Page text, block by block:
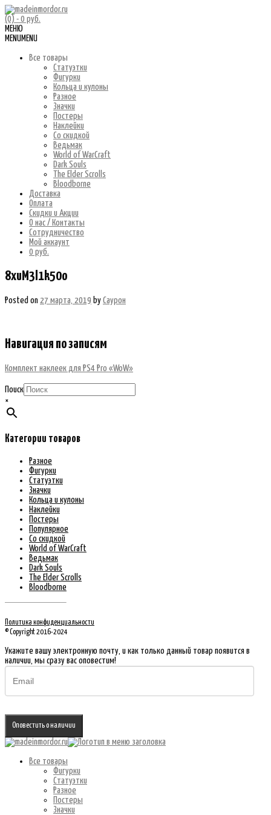
(0) - 0 руб.
МЕНЮ
MENU MENU
Все товары
Статуэтки
Фигурки
Кольца и кулоны
Разное
Значки
Постеры
Наклейки
Со скидкой
Ведьмак
World of WarCraft
Dark Souls
The Elder Scrolls
Bloodborne
Доставка
Оплата
Скидки и Акции
О нас / Контакты
Сотрудничество
Мой аккаунт
0 руб.
8xuM3l1k50o
Posted on 27 марта, 2019 by Саурон
Навигация по записям
Комплект наклеек для PS4 Pro «WoW»
Поиск
×
Категории товаров
Разное
Фигурки
Статуэтки
Значки
Кольца и кулоны
Наклейки
Постеры
Популярное
Со скидкой
World of WarCraft
Ведьмак
Dark Souls
The Elder Scrolls
Bloodborne
Политика конфиденциальности
© Copyright 2016-2024
Укажите вашу электронную почту, и как только данный товар появится в
наличии, мы сразу вас оповестим!
Оповестить о наличии
Все товары
Фигурки
Статуэтки
Разное
Постеры
Значки